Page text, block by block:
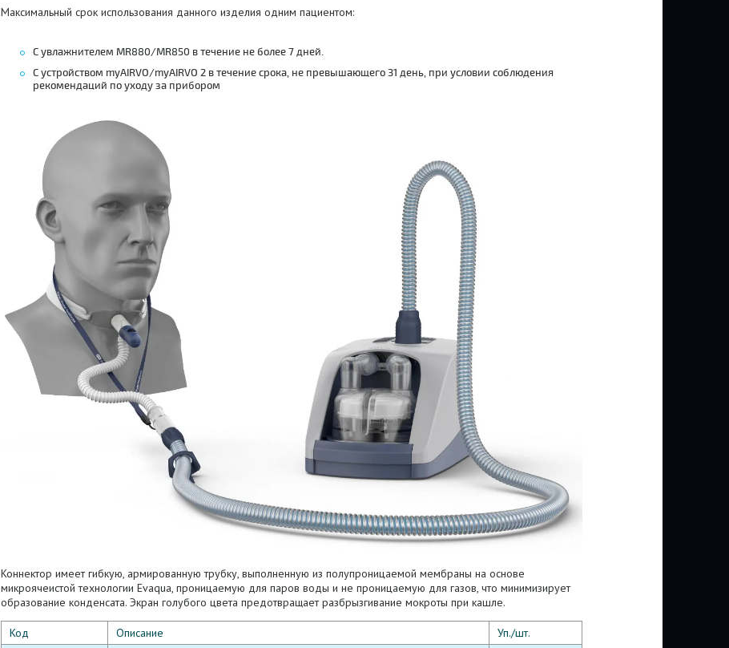
Максимальный срок использования данного изделия одним пациентом:
С увлажнителем MR880/MR850 в течение не более 7 дней.
С устройством myAIRVO/myAIRVO 2 в течение срока, не превышающего 31 день, при условии соблюдения
рекомендаций по уходу за прибором
Коннектор имеет гибкую, армированную трубку, выполненную из полупроницаемой мембраны на основе
микроячеистой технологии Evaqua, проницаемую для паров воды и не проницаемую для газов, что минимизирует
образование конденсата. Экран голубого цвета предотвращает разбрызгивание мокроты при кашле.
Код Описание
Уп./шт.